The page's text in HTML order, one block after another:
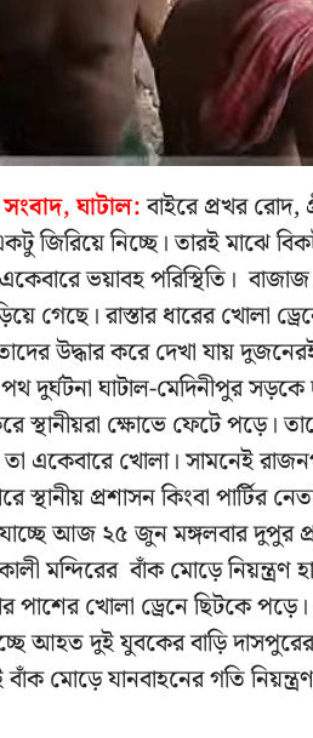
ঘাটাল:বাইরে প্রখর রোদ,
জিরিয়ে নিচ্ছে। তারই মাঝে
ভয়াবহ পরিস্থিতি।
গেছে। রাস্তার ধারের খোলা
উদ্ধার করে দেখা যায়
ঘাটাল-মেদিনীপুর সড়কে
স্থানীয়রা ক্ষোভে ফেটে পড়ে।
তা একেবারে খোলা। সামনেই
স্থানীয় প্রশাসন কিংবা
আজ ২৫ জুন মঙ্গলবার দুপুর
মন্দিরের বাঁক মোড়ে নিয়ন্ত্রণ
পাশের খোলা ড্রেনে ছিটকে
আহত দুই যুবকের বাড়ি
মোড়ে যানবাহনের গতি